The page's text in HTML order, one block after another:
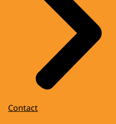
Contact